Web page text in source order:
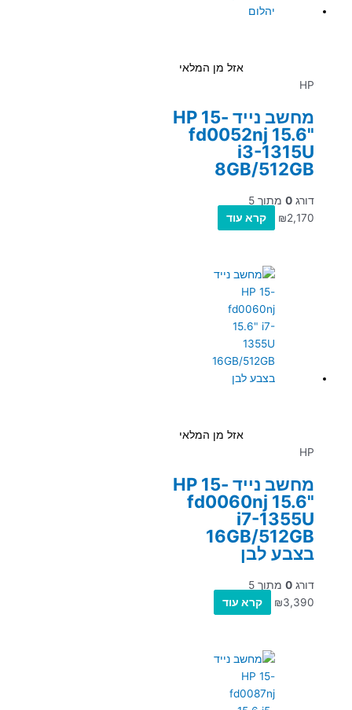
אזל מן המלאי
HP
מחשב נייד HP 15-
fd0052nj 15.6"
i3-1315U
8GB/512GB
דורג 0 מתוך 5
₪2,170 קרא עוד
אזל מן המלאי
HP
מחשב נייד HP 15-
fd0060nj 15.6"
i7-1355U
16GB/512GB
בצבע לבן
דורג 0 מתוך 5
₪3,390 קרא עוד